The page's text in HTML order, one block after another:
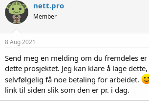
nett.pro
Member
8 Aug 2021
Send meg en melding om du fremdeles
dette prosjektet. Jeg kan klare å lage
selvfølgelig få noe betaling for arbeidet.
link til siden slik som den er pr. i dag.